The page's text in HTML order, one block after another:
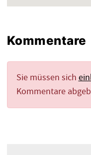
Kommentare
Sie müssen sich
Kommentare